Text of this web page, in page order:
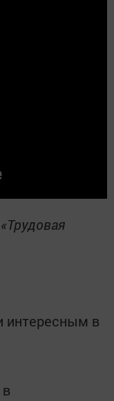
в